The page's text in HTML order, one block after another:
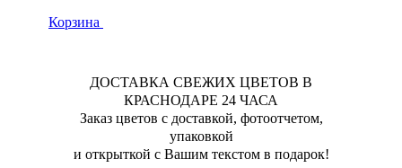
Корзина
ДОСТАВКА СВЕЖИХ ЦВЕТОВ В
КРАСНОДАРЕ 24 ЧАСА
Заказ цветов с доставкой, фотоотчетом,
упаковкой
и открыткой с Вашим текстом в подарок!